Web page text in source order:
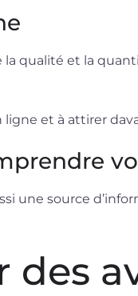
qualité et la
et à attirer
une source